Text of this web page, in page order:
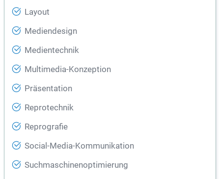
Layout
Mediendesign
Medientechnik
Multimedia-Konzeption
Präsentation
Reprotechnik
Reprografie
Social-Media-Kommunikation
Suchmaschinenoptimierung